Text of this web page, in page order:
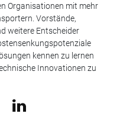
Organisationen mit mehr
Vorstände,
weitere Entscheider
kennen zu lernen
Innovationen zu